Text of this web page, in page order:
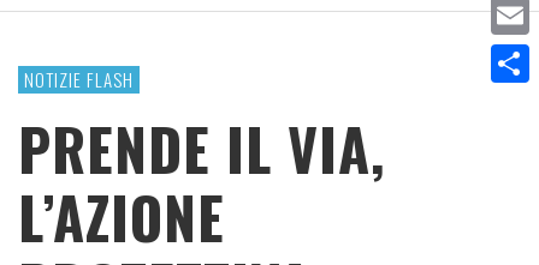
NOTIZIE FLASH
PRENDE IL VIA,
L’AZIONE
Email